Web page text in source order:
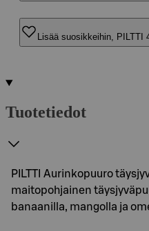
Lisää suosikkeihin, PILTTI
Tuotetiedot
PILTTI Aurinkopuuro
maitopohjainen
banaanilla, mangolla ja